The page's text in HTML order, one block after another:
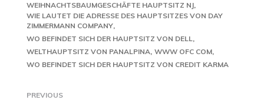
WEIHNACHTSBAUMGESCHÄFTE HAUPTSITZ NJ
WIE LAUTET DIE ADRESSE DES HAUPTSITZES VON DAY
ZIMMERMANN COMPANY
WO BEFINDET SICH DER HAUPTSITZ VON DELL
WELTHAUPTSITZ VON PANALPINA WWW OFC COM
WO BEFINDET SICH DER HAUPTSITZ VON CREDIT KARMA
PREVIOUS